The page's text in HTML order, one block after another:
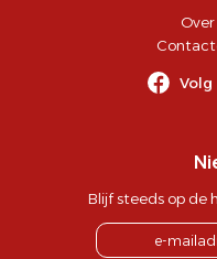
Volg
Blijf steeds op de